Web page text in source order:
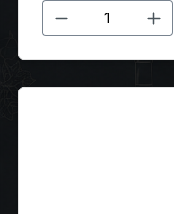
Produkt